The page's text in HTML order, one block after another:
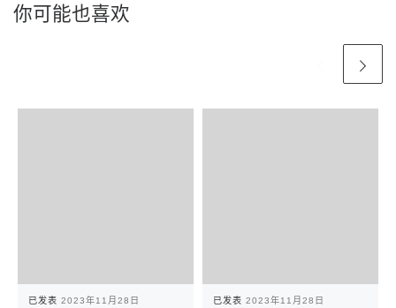
你可能也喜欢
已发表 2023年11月28日 已发表 2023年11月28日